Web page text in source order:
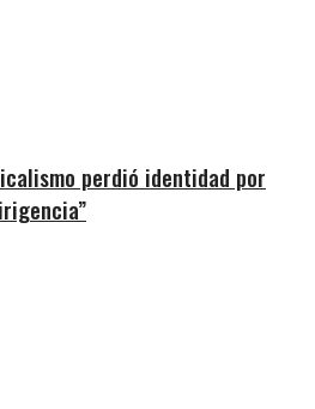
perdió identidad por